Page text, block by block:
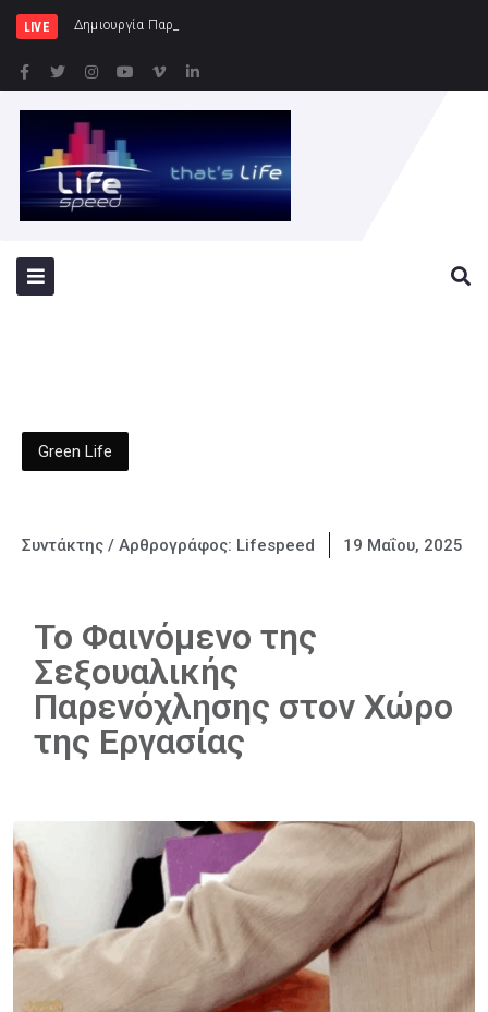
LIVE Δημιουργία Παρατηρητηρίου Έργων στην
Green Life
Συντάκτης / Αρθρογράφος: Lifespeed 19 Μαΐου, 2025
Το Φαινόμενο της
Σεξουαλικής
Παρενόχλησης στον Χώρο
της Εργασίας